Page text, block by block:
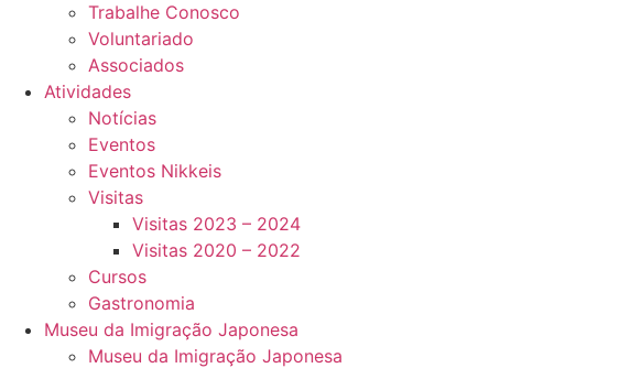
Trabalhe Conosco
Voluntariado
Associados
Atividades
Notícias
Eventos
Eventos Nikkeis
Visitas
Visitas 2023 – 2024
Visitas 2020 – 2022
Cursos
Gastronomia
Museu da Imigração Japonesa
Museu da Imigração Japonesa